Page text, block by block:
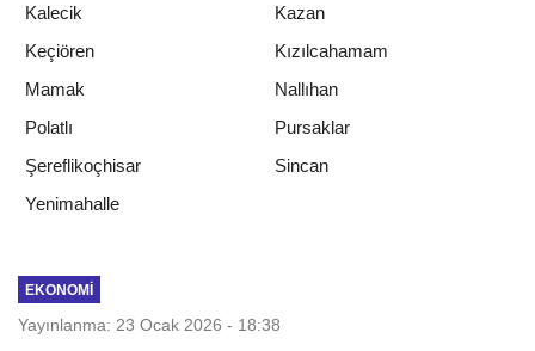
Kalecik
Kazan
Keçiören
Kızılcahamam
Mamak
Nallıhan
Polatlı
Pursaklar
Şereflikoçhisar
Sincan
Yenimahalle
EKONOMI
Yayınlanma: 23 Ocak 2026 - 18:38